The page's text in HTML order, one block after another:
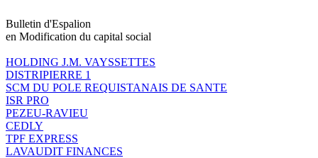
Bulletin d'Espalion
en Modification du capital social
HOLDING J.M. VAYSSETTES
DISTRIPIERRE 1
SCM DU POLE REQUISTANAIS DE SANTE
ISR PRO
PEZEU-RAVIEU
CEDLY
TPF EXPRESS
LAVAUDIT FINANCES